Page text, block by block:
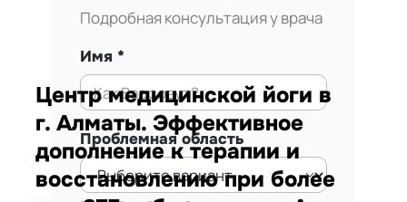
Подробная консультация у врача
Имя
Проблемная область
Центр медицинской йоги в
г. Алматы. Эффективное
дополнение к терапии и
восстановлению при более